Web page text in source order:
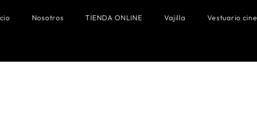
Nosotros TIENDA ONLINE Vajilla Vestuario cine